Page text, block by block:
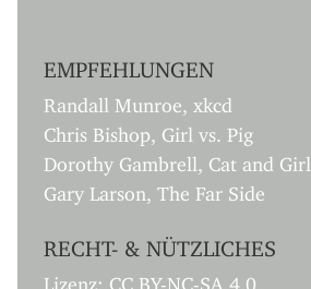
EMPFEHLUNGEN
Randall Munroe, xkcd
Chris Bishop, Girl vs. Pig
Dorothy Gambrell, Cat and Girl
Gary Larson, The Far Side
RECHT- & NÜTZLICHES
Lizenz: CC BY-NC-SA 4.0